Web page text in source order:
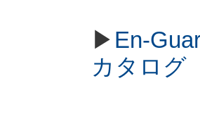
▶ En-
カタログ